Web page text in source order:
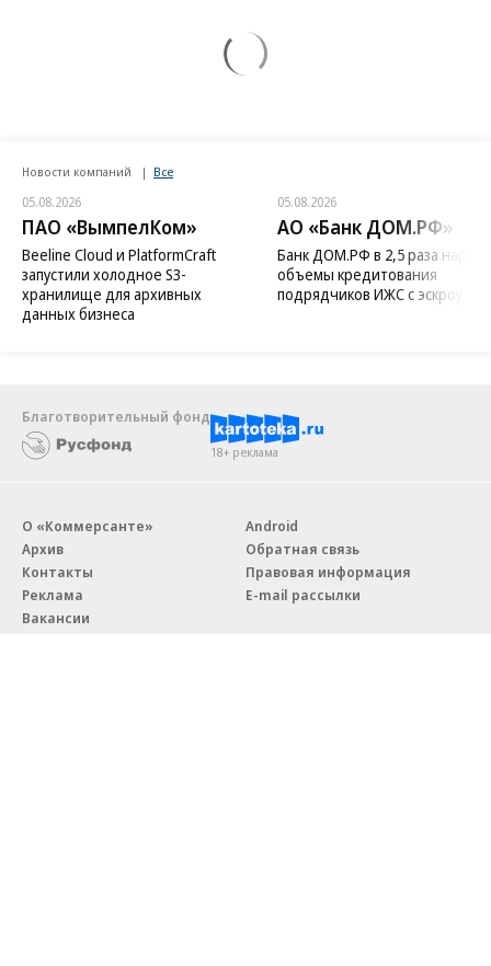
Новости компаний Все
05.08.2026
ПАО «ВымпелКом»
Beeline Cloud и PlatformCraft
запустили холодное S3-
хранилище для архивных
данных бизнеса
05.08.2026
АО «Банк ДОМ.РФ»
Банк ДОМ.РФ в 2,5 раза
объемы кредитования
подрядчиков ИЖС с эскроу
Благотворительный фонд
18+ реклама
О «Коммерсанте»
Архив
Контакты
Реклама
Вакансии
Android
Обратная связь
Правовая информация
E-mail рассылки